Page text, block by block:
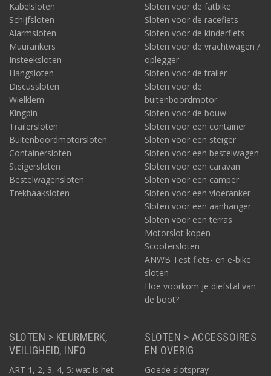
Kabelsloten
Schijfsloten
Alarmsloten
Muurankers
Insteeksloten
Hangsloten
Discussloten
Wielklem
Kingpin
Trailersloten
Buitenboordmotorsloten
Containersloten
Steigersloten
Bestelwagensloten
Trekhaaksloten
Sloten voor de fatbike
Sloten voor de racefiets
Sloten voor de kinderfiets
Sloten voor de vrachtwagen /
oplegger
Sloten voor de trailer
Sloten voor de
buitenboordmotor
Sloten voor de bouw
Sloten voor een container
Sloten voor een steiger
Sloten voor een bestelwagen
Sloten voor een caravan
Sloten voor een camper
Sloten voor een vloeranker
Sloten voor een aanhanger
Sloten voor een terras
Motorslot kopen
Scootersloten
ANWB Test fiets- en e-bike
sloten
Hoe voorkom je diefstal van
de boot?
SLOTEN > KEURMERK,
VEILIGHEID, INFO
ART 1, 2, 3, 4, 5: wat is het
SLOTEN > ACCESSOIRES
EN OVERIG
Goede slotspray